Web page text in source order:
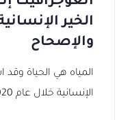
والإصحاح
المياه هي الحياة
الإنسانية خلال عام 2020 ضمن برنامج المياه